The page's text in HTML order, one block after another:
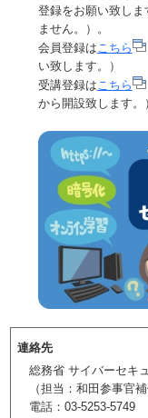
登録をお願い致し
ません。）。
会員登録はこちら
い致します。）
受講登録はこちら
から開設致します。
連絡先
総務省 サイバーセキ
（担当：和田参事官
電話：03-5253-5749